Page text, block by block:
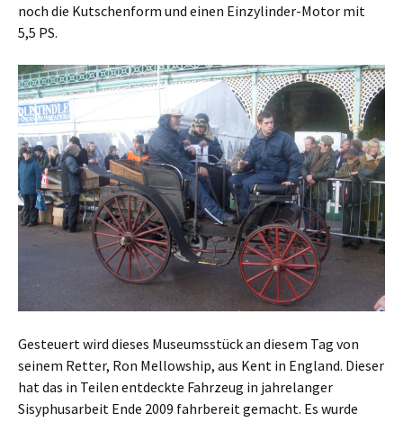
noch die Kutschenform und einen Einzylinder-Motor mit
5,5 PS.
Gesteuert wird dieses Museumsstück an diesem Tag von
seinem Retter, Ron Mellowship, aus Kent in England. Dieser
hat das in Teilen entdeckte Fahrzeug in jahrelanger
Sisyphusarbeit Ende 2009 fahrbereit gemacht. Es wurde